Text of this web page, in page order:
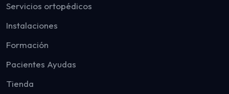
Servicios ortopédicos
Instalaciones
Formación
Pacientes Ayudas
Tienda